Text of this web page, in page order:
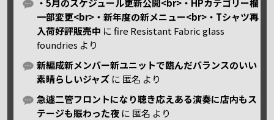
・5月のスケジュール更新公開<br>・HPカテゴリー欄
一部変更<br>・新年度の新メニュー<br>・Tシャツ再
入荷好評販売中 にfire Resistant Fabric glass
foundries より
新編成新メンバー新ユニットで臨んだバランスのいい
素晴らしいジャズ に 匿名 より
急遽二管フロントになり聴き応えある演奏に店内もス
テージも賑わった夜 に 匿名 より